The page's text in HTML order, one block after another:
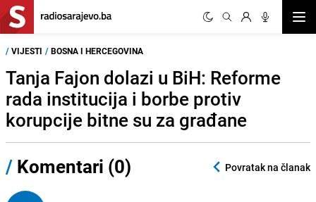
/ VIJESTI / BOSNA I HERCEGOVINA
Tanja Fajon dolazi u BiH: Reforme
rada institucija i borbe protiv
korupcije bitne su za građane
/ Komentari (0) Povratak na članak